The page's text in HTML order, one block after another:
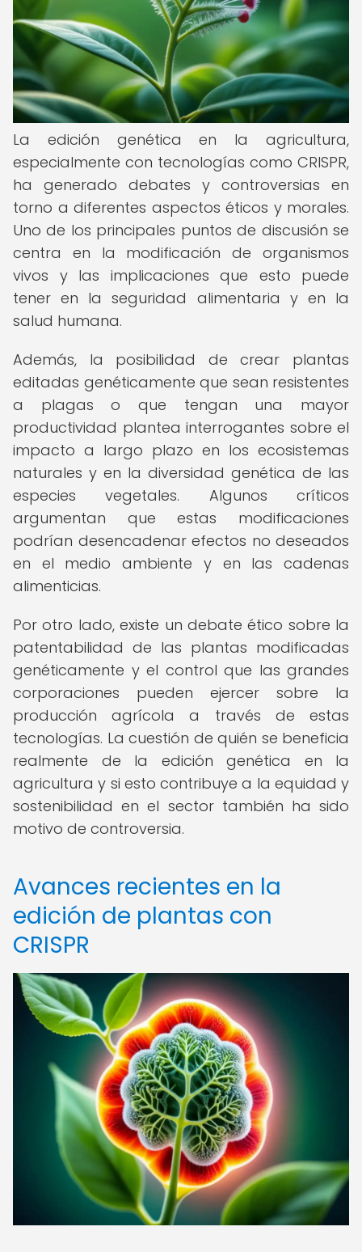
La edición genética en la agricultura,
especialmente con tecnologías como CRISPR,
ha generado debates y controversias en
torno a diferentes aspectos éticos y morales.
Uno de los principales puntos de discusión se
centra en la modificación de organismos
vivos y las implicaciones que esto puede
tener en la seguridad alimentaria y en la
salud humana.
Además, la posibilidad de crear plantas
editadas genéticamente que sean resistentes
a plagas o que tengan una mayor
productividad plantea interrogantes sobre el
impacto a largo plazo en los ecosistemas
naturales y en la diversidad genética de las
especies vegetales. Algunos críticos
argumentan que estas modificaciones
podrían desencadenar efectos no deseados
en el medio ambiente y en las cadenas
alimenticias.
Por otro lado, existe un debate ético sobre la
patentabilidad de las plantas modificadas
genéticamente y el control que las grandes
corporaciones pueden ejercer sobre la
producción agrícola a través de estas
tecnologías. La cuestión de quién se beneficia
realmente de la edición genética en la
agricultura y si esto contribuye a la equidad y
sostenibilidad en el sector también ha sido
motivo de controversia.
Avances recientes en la
edición de plantas con
CRISPR